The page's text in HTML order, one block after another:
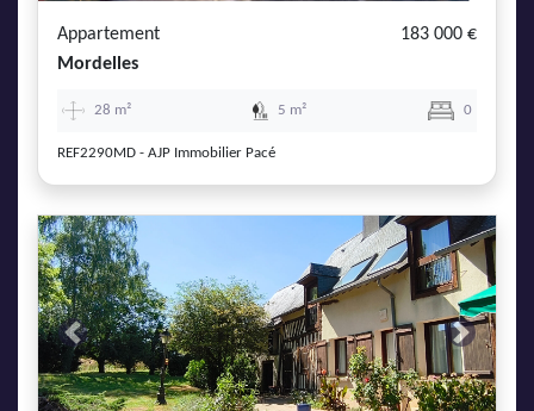
Appartement
183 000 €
Mordelles
28 m² 5 m² 0
REF2290MD - AJP Immobilier Pacé
Previous Next